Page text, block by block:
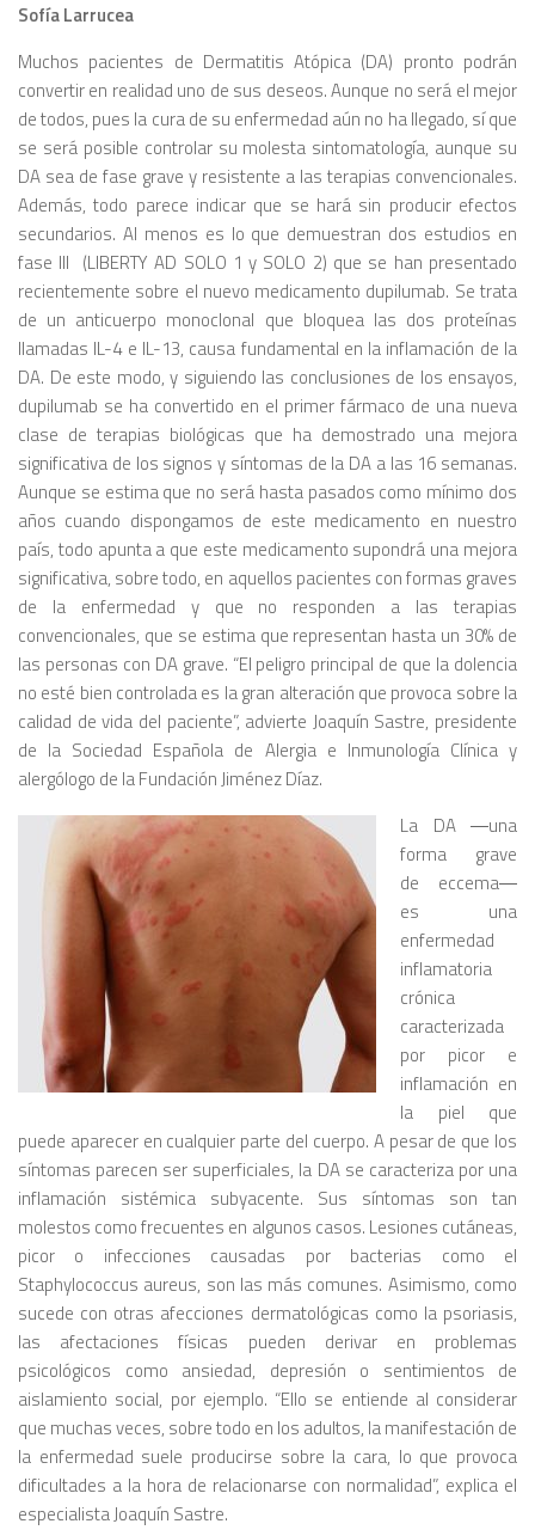
Sofía Larrucea
Muchos pacientes de Dermatitis Atópica (DA) pronto podrán
convertir en realidad uno de sus deseos. Aunque no será el mejor
de todos, pues la cura de su enfermedad aún no ha llegado, sí que
se será posible controlar su molesta sintomatología, aunque su
DA sea de fase grave y resistente a las terapias convencionales.
Además, todo parece indicar que se hará sin producir efectos
secundarios. Al menos es lo que demuestran dos estudios en
fase III (LIBERTY AD SOLO 1 y SOLO 2) que se han presentado
recientemente sobre el nuevo medicamento dupilumab. Se trata
de un anticuerpo monoclonal que bloquea las dos proteínas
llamadas IL-4 e IL-13, causa fundamental en la inflamación de la
DA. De este modo, y siguiendo las conclusiones de los ensayos,
dupilumab se ha convertido en el primer fármaco de una nueva
clase de terapias biológicas que ha demostrado una mejora
significativa de los signos y síntomas de la DA a las 16 semanas.
Aunque se estima que no será hasta pasados como mínimo dos
años cuando dispongamos de este medicamento en nuestro
país, todo apunta a que este medicamento supondrá una mejora
significativa, sobre todo, en aquellos pacientes con formas graves
de la enfermedad y que no responden a las terapias
convencionales, que se estima que representan hasta un 30% de
las personas con DA grave. “El peligro principal de que la dolencia
no esté bien controlada es la gran alteración que provoca sobre la
calidad de vida del paciente”, advierte Joaquín Sastre, presidente
de la Sociedad Española de Alergia e Inmunología Clínica y
alergólogo de la Fundación Jiménez Díaz.
La DA ―una
forma grave
de eccema―
es una
enfermedad
inflamatoria
crónica
caracterizada
por picor e
inflamación en
la piel que
puede aparecer en cualquier parte del cuerpo. A pesar de que los
síntomas parecen ser superficiales, la DA se caracteriza por una
inflamación sistémica subyacente. Sus síntomas son tan
molestos como frecuentes en algunos casos. Lesiones cutáneas,
picor o infecciones causadas por bacterias como el
Staphylococcus aureus, son las más comunes. Asimismo, como
sucede con otras afecciones dermatológicas como la psoriasis,
las afectaciones físicas pueden derivar en problemas
psicológicos como ansiedad, depresión o sentimientos de
aislamiento social, por ejemplo. “Ello se entiende al considerar
que muchas veces, sobre todo en los adultos, la manifestación de
la enfermedad suele producirse sobre la cara, lo que provoca
dificultades a la hora de relacionarse con normalidad”, explica el
especialista Joaquín Sastre.